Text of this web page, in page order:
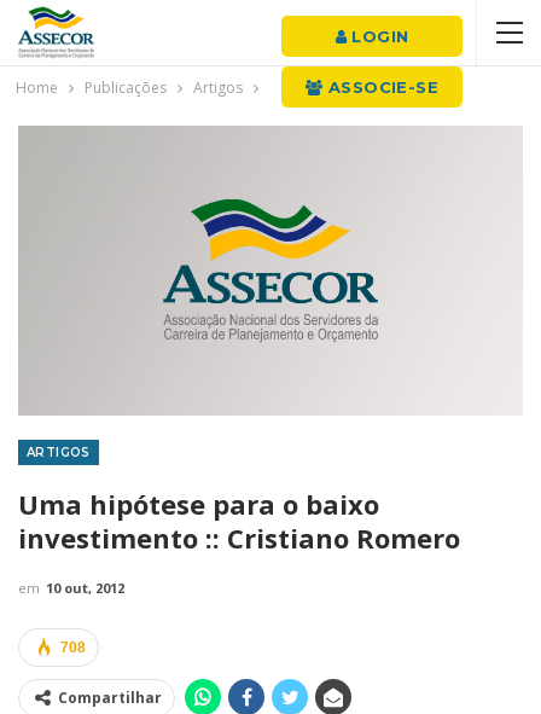
LOGIN
ASSOCIE-SE
Home Publicações Artigos
ARTIGOS
Uma hipótese para o baixo
investimento :: Cristiano Romero
em 10 out, 2012
708
Compartilhar